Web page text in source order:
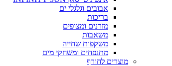
אבובים וגלגלי ים
בריכות
מזרנים ומצופים
משאבות
משקפות שחייה
מתנפחים ומשחקי מים
מוצרים לחורף